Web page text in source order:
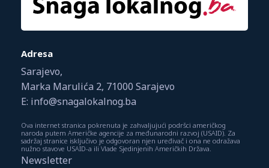
Adresa
Sarajevo,
Marka Marulića 2, 71000 Sarajevo
E: info@snagalokalnog.ba
Ova internet stranica pokrenuta je zahvaljujući podršci američkog
naroda putem Američke agencije za međunarodni razvoj (USAID). Za
sadržaj stranice isključivo je odgovoran njen uređivač i ona ne odražava
nužno stavove USAID-a ili Vlade Sjedinjenih Američkih Država.
Newsletter